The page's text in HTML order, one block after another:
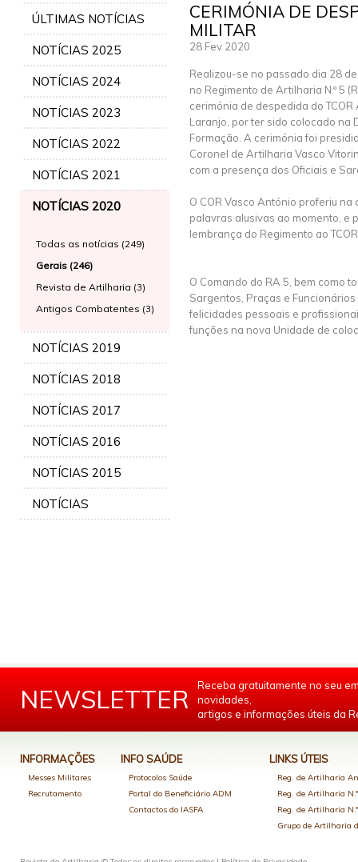
ÚLTIMAS NOTÍCIAS
NOTÍCIAS 2025
NOTÍCIAS 2024
NOTÍCIAS 2023
NOTÍCIAS 2022
NOTÍCIAS 2021
NOTÍCIAS 2020
Todas as notícias (249)
Gerais (246)
Revista de Artilharia (3)
Antigos Combatentes (3)
NOTÍCIAS 2019
NOTÍCIAS 2018
NOTÍCIAS 2017
NOTÍCIAS 2016
NOTÍCIAS 2015
NOTÍCIAS
CERIMÓNIA DE
MILITAR
28 Fev 2020
Realizou-se no passado dia 28
no Regimento de Artilharia N.º 5
cerimónia de despedida do TCOR
Laranjo, por ter sido colocado na
Formação. A cerimónia foi
Coronel de Artilharia Vasco
com a presença dos Oficiais e
O COR Vasco António proferiu
palavras alusivas ao momento, e
lembrança do Regimento ao
O Comando do RA 5, bem como
Sargentos, Praças e
felicidades pessoais e
funções na nova Unidade de
NEWSLETTER
Receba gratuitamente no seu
novidades,
artigos e informações úteis da
INFORMAÇÕES
Messes Militares
Recrutamento
INFO SAÚDE
Protocolos Saúde
Portal do Beneficiário ADM
Contactos do IASFA
LINKS ÚTEIS
Reg. de Artilharia
Reg. de Artilharia
Reg. de Artilharia
Grupo de Artilharia